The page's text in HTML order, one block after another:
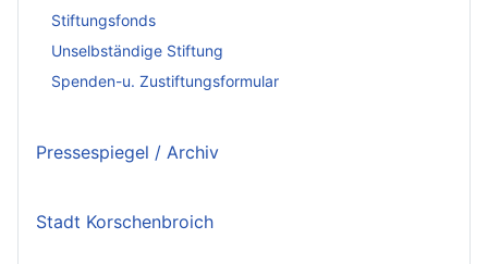
Stiftungsfonds
Unselbständige Stiftung
Spenden-u. Zustiftungsformular
Pressespiegel / Archiv
Stadt Korschenbroich